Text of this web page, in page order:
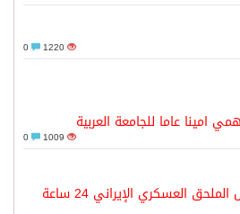
1220
امينا عاما للجامعة العربية
1009
السعودية تمهل الملحق العسكري الإيراني 24 ساعة